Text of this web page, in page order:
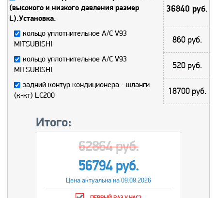
(высокого и низкого давления размер
L).Установка.
36840 руб.
кольцо уплотнительное A/C V93
MITSUBISHI
860 руб.
кольцо уплотнительное A/C V93
MITSUBISHI
520 руб.
задний контур кондиционера - шланги
(к-кт) LC200
18700 руб.
Итого:
62864 руб.
56794 руб.
Цена актуальна на 09.08.2026